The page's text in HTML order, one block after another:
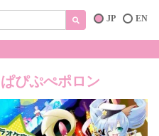
EN
JP
ぴぷぺポロン